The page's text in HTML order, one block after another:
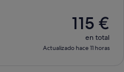
115 €
en total
Actualizado hace 11 horas